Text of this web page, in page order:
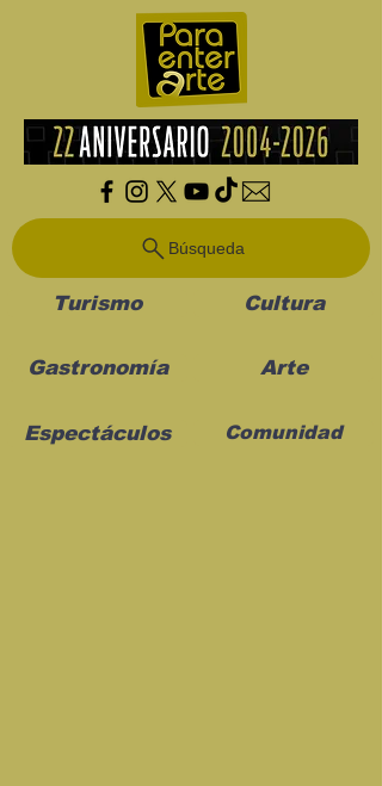
Búsqueda
Turismo Cultura
Gastronomía Arte
Espectáculos Comunidad